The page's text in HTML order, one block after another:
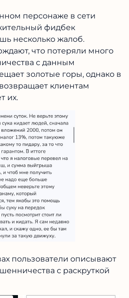
персонаже в сети
фидбек
несколько жалоб.
что потеряли много
с данным
золотые горы, однако в
клиентам
их.
пользователи описывают
с раскруткой